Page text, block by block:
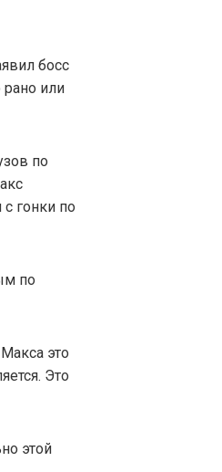
босс
рано или
по
гонки по
по
это
Это
этой